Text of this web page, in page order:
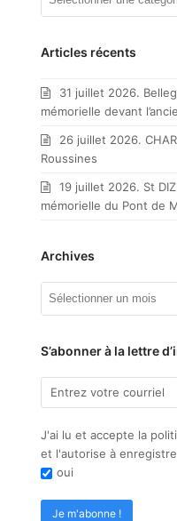
catégorie
Articles récents
31 juillet 2026.
mémorielle devant
26 juillet 2026.
Roussines
19 juillet 2026. St
mémorielle du Pont de
Archives
S’abonner à la lettre
J'ai lu et accepte la
et l'autorise à
oui